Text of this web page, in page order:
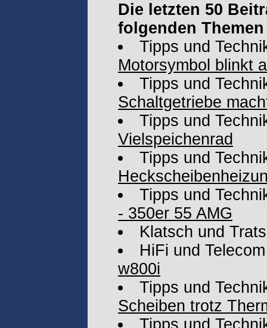
Die letzten 50
folgenden
Tipps und
Motorsymbol blinkt
Tipps und
Schaltgetriebe
Tipps und
Vielspeichenrad
Tipps und
Tipps und
- 350er 55 AMG
Klatsch und
HiFi und Telecom
w800i
Tipps und
Scheiben trotz
Tipps und